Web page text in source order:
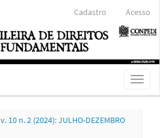
Cadastro Acesso
Toggle
v. 10 n. 2 (2024): JULHO-DEZEMBRO